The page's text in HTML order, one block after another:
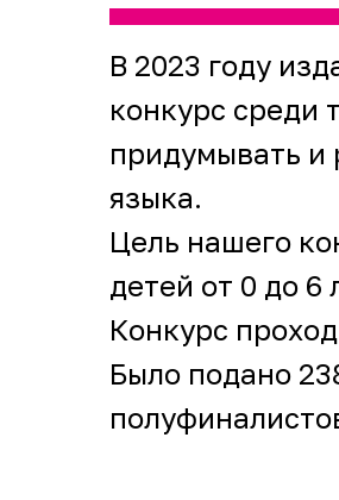
В 2023 году
конкурс среди
придумывать и
языка.
Цель нашего
детей от 0 до 6
Конкурс
Было подано